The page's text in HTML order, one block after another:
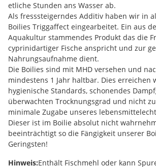
etliche Stunden ans Wasser ab.
Als fresssteigerndes Additiv haben wir in
Boilies Triggaffect eingearbeitet. Ein aus
Aquakultur stammendes Produkt das die
cyprinidartiger Fische anspricht und zur
Nahrungsaufnahme dient.
Die Boilies sind mit MHD versehen und
mindestens 1 Jahr haltbar. Dies erreichen
hygienische Standards, schonendes
überwachten Trocknungsgrad und nicht
minimale Zugabe unseres
Dieser ist im Boilie absolut nicht
beeinträchtigt so die Fängigkeit unserer
Geringsten!
Hinweis:Enthält Fischmehl oder kann